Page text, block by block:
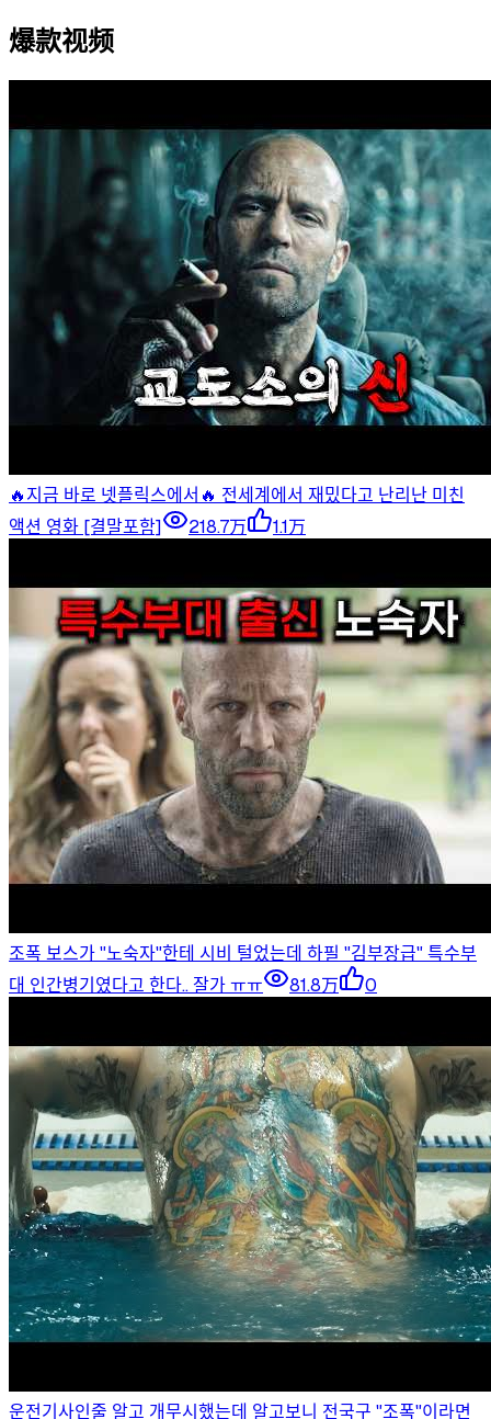
爆款视频
🔥지금 바로 넷플릭스에서🔥 전세계에서 재밌다고 난리난 미친
액션 영화 [결말포함]
218.7万 1.1万
조폭 보스가 "노숙자"한테 시비 털었는데 하필 "김부장급" 특수부
대 인간병기였다고 한다.. 잘가 ㅠㅠ
81.8万 0
운전기사인줄 알고 개무시했는데 알고보니 전국구 "조폭"이라면